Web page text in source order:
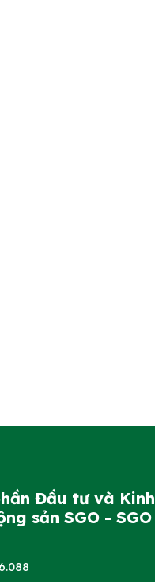
Đầu tư và Kinh
sản SGO - SGO